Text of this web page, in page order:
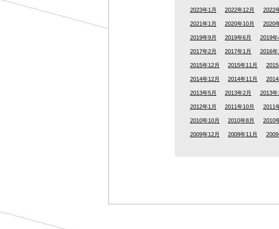
2023年1月 2022年12月 2022
2021年1月 2020年10月 2020
2019年9月 2019年6月 2019年
2017年2月 2017年1月 2016年
2015年12月 2015年11月 2015
2014年12月 2014年11月 2014
2013年5月 2013年2月 2013年
2012年1月 2011年10月 2011
2010年10月 2010年8月 2010
2009年12月 2009年11月 2009